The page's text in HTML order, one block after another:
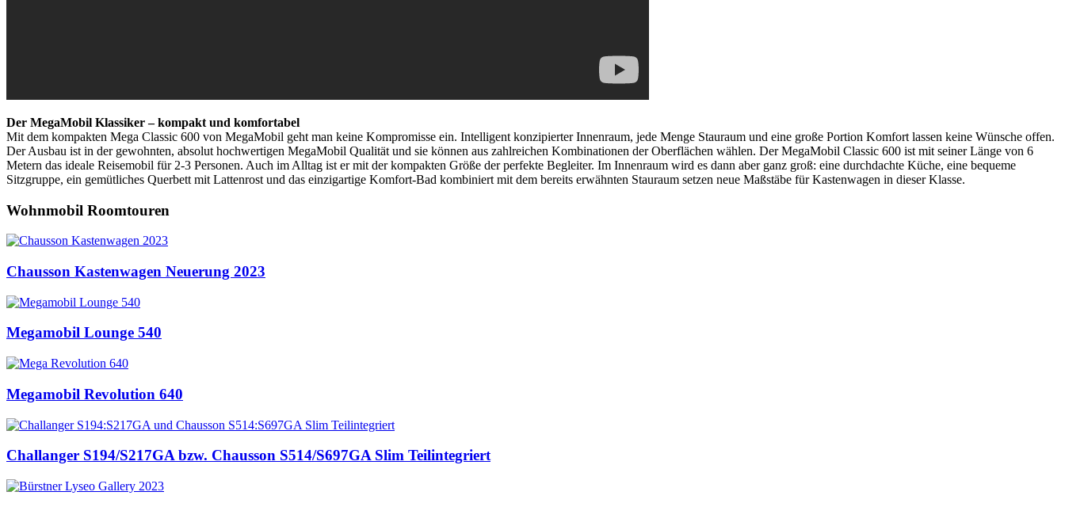
Der MegaMobil Klassiker – kompakt und komfortabel
Mit dem kompakten Mega Classic 600 von MegaMobil geht man keine Kompromisse ein. Intelligent konzipierter Innenraum, jede Menge Stauraum und eine große Portion Komfort lassen keine Wünsche offen.
Der Ausbau ist in der gewohnten, absolut hochwertigen MegaMobil Qualität und sie können aus zahlreichen Kombinationen der Oberflächen wählen. Der MegaMobil Classic 600 ist mit seiner Länge von 6
Metern das ideale Reisemobil für 2-3 Personen. Auch im Alltag ist er mit der kompakten Größe der perfekte Begleiter. Im Innenraum wird es dann aber ganz groß: eine durchdachte Küche, eine bequeme
Sitzgruppe, ein gemütliches Querbett mit Lattenrost und das einzigartige Komfort-Bad kombiniert mit dem bereits erwähnten Stauraum setzen neue Maßstäbe für Kastenwagen in dieser Klasse.
Wohnmobil Roomtouren
Chausson Kastenwagen Neuerung 2023
Megamobil Lounge 540
Megamobil Revolution 640
Challanger S194/S217GA bzw. Chausson S514/S697GA Slim Teilintegriert